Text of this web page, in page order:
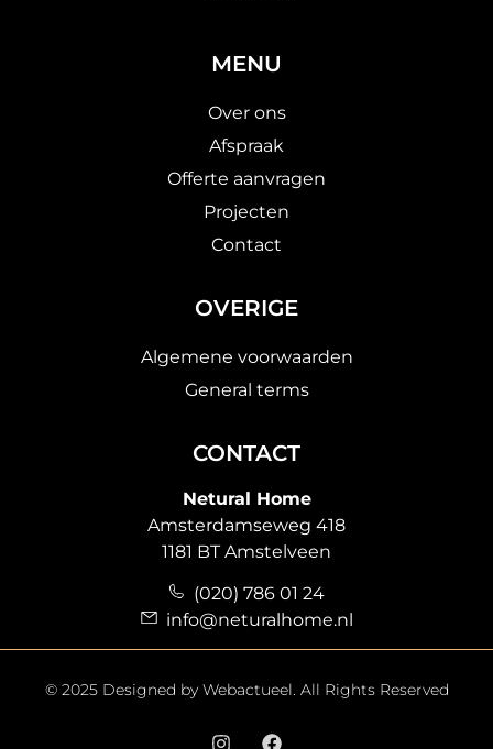
MENU
Over ons
Afspraak
Offerte aanvragen
Projecten
Contact
OVERIGE
Algemene voorwaarden
General terms
CONTACT
Netural Home
Amsterdamseweg 418
1181 BT Amstelveen
(020) 786 01 24
info@neturalhome.nl
© 2025 Designed by Webactueel. All Rights Reserved